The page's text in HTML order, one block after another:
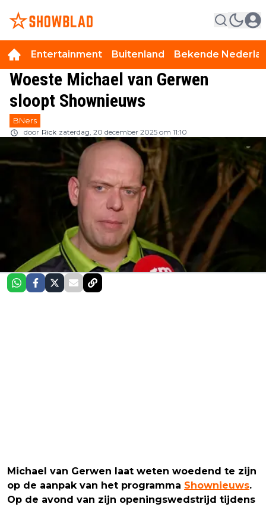
Entertainment Buitenland Bekende
Woeste Michael van Gerwen
sloopt Shownieuws
BNers
door Rick zaterdag, 20 december 2025 om 11:10
Michael van Gerwen laat weten woedend te zijn
op de aanpak van het programma Shownieuws.
Op de avond van zijn openingswedstrijd tijdens